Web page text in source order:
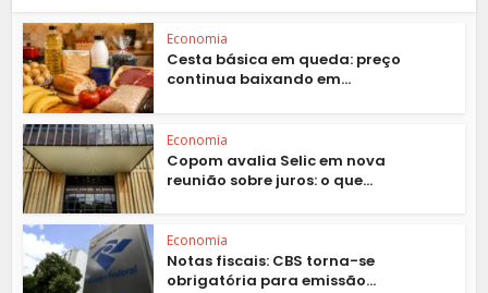
Economia
Cesta básica em queda: preço
continua baixando em...
Economia
Copom avalia Selic em nova
reunião sobre juros: o que...
Economia
Notas fiscais: CBS torna-se
obrigatória para emissão...